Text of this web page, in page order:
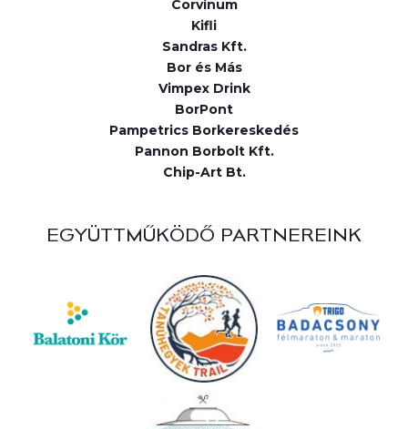
Corvinum
Kifli
Sandras Kft.
Bor és Más
Vimpex Drink
BorPont
Pampetrics Borkereskedés
Pannon Borbolt Kft.
Chip-Art Bt.
EGYÜTTMŰKÖDŐ PARTNEREINK